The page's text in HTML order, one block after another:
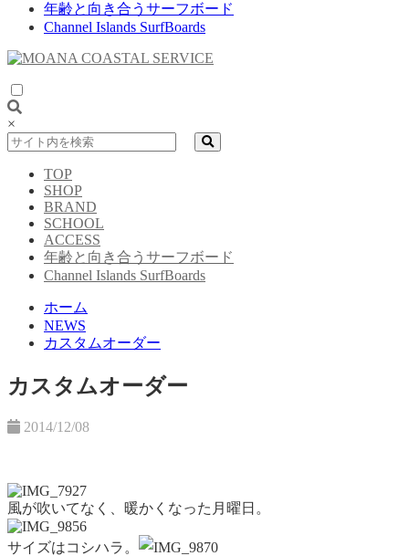
年齢と向き合うサーフボード
Channel Islands SurfBoards
×
TOP
SHOP
BRAND
SCHOOL
ACCESS
年齢と向き合うサーフボード
Channel Islands SurfBoards
ホーム
NEWS
カスタムオーダー
カスタムオーダー
2014/12/08
風が吹いてなく、暖かくなった月曜日。
サイズはコシハラ。